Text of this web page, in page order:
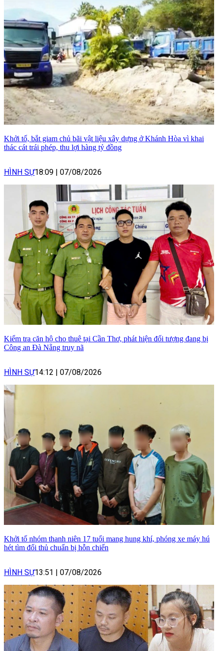
Khởi tố, bắt giam chủ bãi vật liệu xây dựng ở Khánh Hòa vì khai
thác cát trái phép, thu lợi hàng tỷ đồng
HÌNH SỰ18:09 | 07/08/2026
Kiểm tra căn hộ cho thuê tại Cần Thơ, phát hiện đối tượng đang bị
Công an Đà Nẵng truy nã
HÌNH SỰ14:12 | 07/08/2026
Khởi tố nhóm thanh niên 17 tuổi mang hung khí, phóng xe máy hú
hét tìm đối thủ chuẩn bị hỗn chiến
HÌNH SỰ13:51 | 07/08/2026